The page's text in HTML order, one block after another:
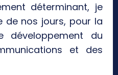
déterminant, je
de nos jours, pour la
développement du
et des